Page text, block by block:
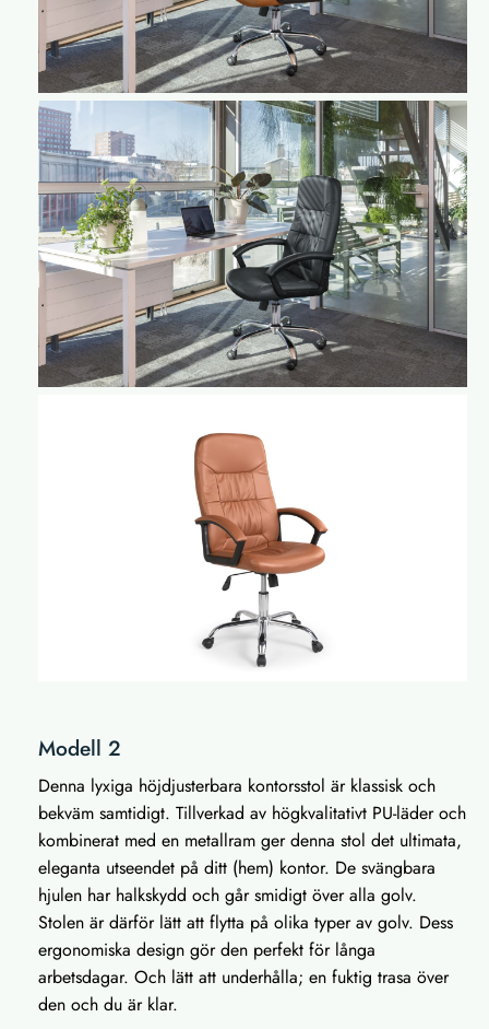
Modell 2
Denna lyxiga höjdjusterbara kontorsstol är klassisk och
bekväm samtidigt. Tillverkad av högkvalitativt PU-läder och
kombinerat med en metallram ger denna stol det ultimata,
eleganta utseendet på ditt (hem) kontor. De svängbara
hjulen har halkskydd och går smidigt över alla golv.
Stolen är därför lätt att flytta på olika typer av golv. Dess
ergonomiska design gör den perfekt för långa
arbetsdagar. Och lätt att underhålla; en fuktig trasa över
den och du är klar.